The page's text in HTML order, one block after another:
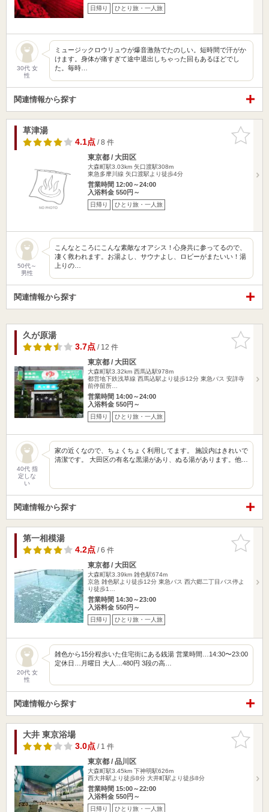
日帰り ひとり旅・一人旅
30代 女
性
ミュージックロウリュウが爆音激熱でたのしい。短時間で汗がか
けます。身体が痛すぎて途中退出しちゃった回もあるほどでし
た。毎時…
関連情報から探す
お気に入
りに追加
草津湯
4.1点/ 8 件
東京都 / 大田区
大森町駅3.03km 矢口渡駅308m
東急多摩川線 矢口渡駅より徒歩4分
営業時間 12:00～24:00
入浴料金 550円～
日帰り ひとり旅・一人旅
50代～
男性
こんなところにこんな素敵なオアシス！心身共に参ってるので、
凄く救われます。お湯よし、サウナよし、ロビーがまたいい！湯
上りの…
関連情報から探す
お気に入
りに追加
久が原湯
3.7点/ 12 件
東京都 / 大田区
大森町駅3.32km 西馬込駅978m
都営地下鉄浅草線 西馬込駅より徒歩12分 東急バス 安詳寺
前停留所…
営業時間 14:00～24:00
入浴料金 550円～
日帰り ひとり旅・一人旅
40代 指
定しな
い
家の近くなので、ちょくちょく利用してます。 施設内はきれいで
清潔です。 大田区の有名な黒湯があり、ぬる湯があります。他…
関連情報から探す
お気に入
りに追加
第一相模湯
4.2点/ 6 件
東京都 / 大田区
大森町駅3.39km 雑色駅674m
京急 雑色駅より徒歩12分 東急バス 西六郷二丁目バス停よ
り徒歩1…
営業時間 14:30～23:00
入浴料金 550円～
日帰り ひとり旅・一人旅
20代 女
性
雑色から15分程歩いた住宅街にある銭湯 営業時間…14:30〜23:00
定休日…月曜日 大人…480円 3段の高…
関連情報から探す
お気に入
りに追加
大井 東京浴場
3.0点/ 1 件
東京都 / 品川区
大森町駅3.45km 下神明駅626m
西大井駅より徒歩8分 大井町駅より徒歩8分
営業時間 15:00～22:00
入浴料金 550円～
日帰り ひとり旅・一人旅